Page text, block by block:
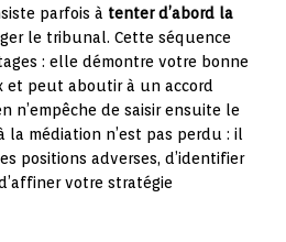
parfois à tenter d’abord la
le tribunal. Cette séquence
: elle démontre votre bonne
et peut aboutir à un accord
n’empêche de saisir ensuite le
la médiation n’est pas perdu : il
positions adverses, d’identifier
votre stratégie